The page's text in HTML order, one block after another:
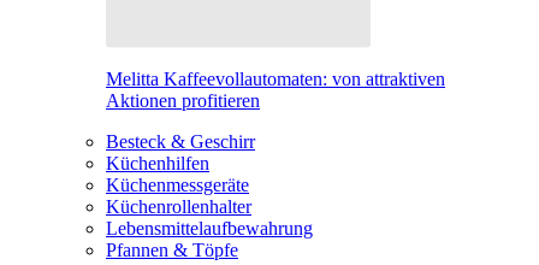
Melitta Kaffeevollautomaten: von attraktiven
Aktionen profitieren
Besteck & Geschirr
Küchenhilfen
Küchenmessgeräte
Küchenrollenhalter
Lebensmittelaufbewahrung
Pfannen & Töpfe